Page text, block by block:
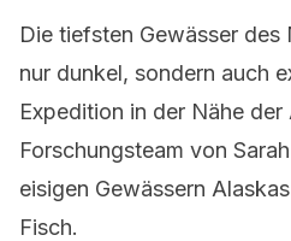
Die tiefsten Gewässer
nur dunkel, sondern auch
Expedition in der Nähe
Forschungsteam von
eisigen Gewässern
Fisch.